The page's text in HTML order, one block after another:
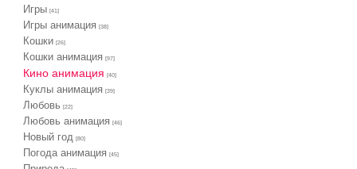
Игры [41]
Игры анимация [38]
Кошки [26]
Кошки анимация [97]
Кино анимация [40]
Куклы анимация [39]
Любовь [22]
Любовь анимация [46]
Новый год [80]
Погода анимация [45]